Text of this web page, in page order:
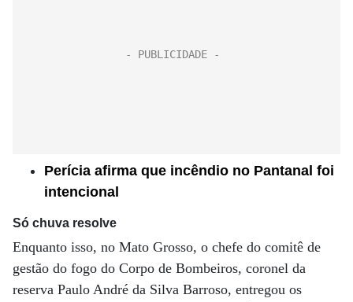
Perícia afirma que incêndio no Pantanal foi
intencional
Só chuva resolve
Enquanto isso, no Mato Grosso, o chefe do comitê de
gestão do fogo do Corpo de Bombeiros, coronel da
reserva Paulo André da Silva Barroso, entregou os